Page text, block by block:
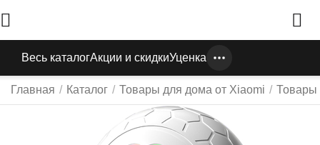
Весь каталогАкции и скидкиУценка
Главная / Каталог / Товары для дома от Xiaomi / Товары